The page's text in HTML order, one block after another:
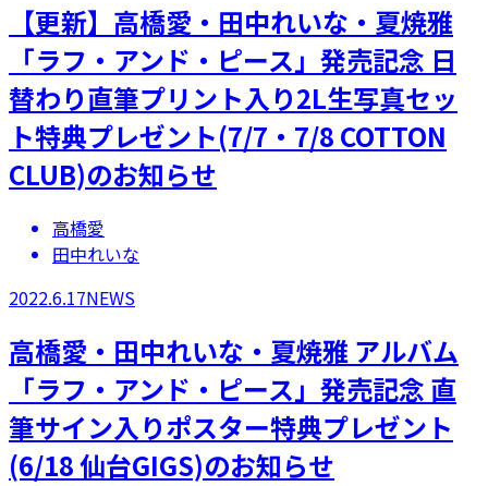
【更新】高橋愛・田中れいな・夏焼雅
「ラフ・アンド・ピース」発売記念 日
替わり直筆プリント入り2L生写真セッ
ト特典プレゼント(7/7・7/8 COTTON
CLUB)のお知らせ
高橋愛
田中れいな
2022.6.17NEWS
​高橋愛・田中れいな・夏焼雅 アルバム
「ラフ・アンド・ピース」発売記念 直
筆サイン入りポスター特典プレゼント
(6/18 仙台GIGS)のお知らせ